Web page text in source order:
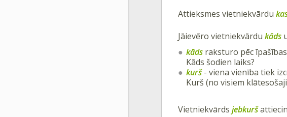
Attieksmes vietniekvārdu
Jāievēro vietniekvārdu kāds
kāds raksturo pēc
Kāds šodien laiks?
kurš- viena vienība tiek
Kurš (no visiem
Vietniekvārds jebkurš